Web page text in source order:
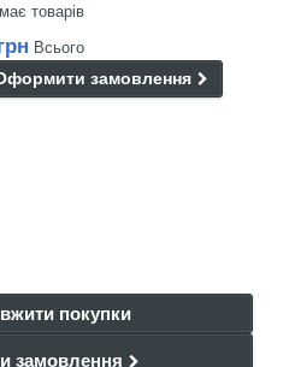
товарів
Всього
замовлення
покупки
замовлення